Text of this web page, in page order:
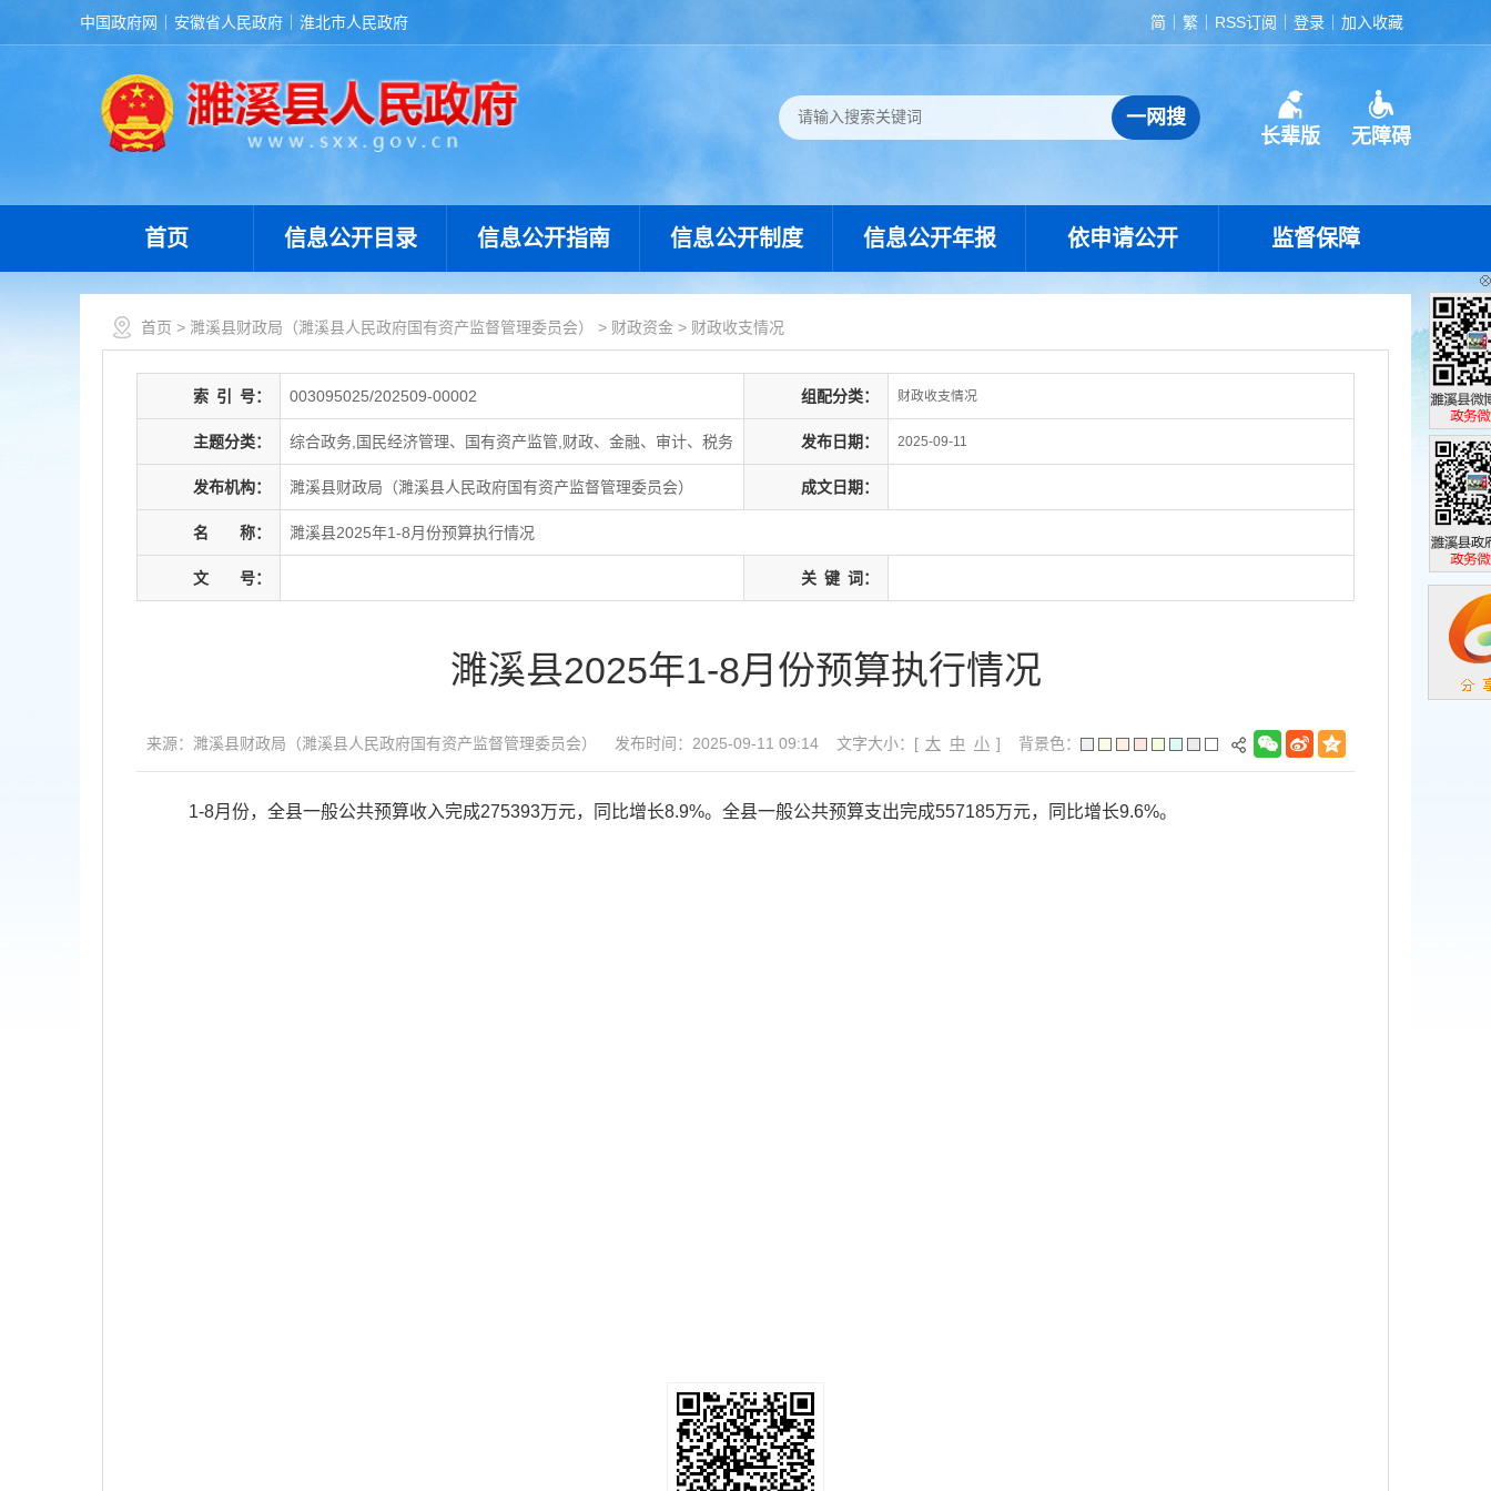
中国政府网 安徽省人民政府 淮北市人民政府 简 繁 RSS订阅 登录 加入收藏
长辈版 无障碍
首页 信息公开目录 信息公开指南 信息公开制度 信息公开年报 依申请公开 监督保障
首页 > 濉溪县财政局（濉溪县人民政府国有资产监督管理委员会） > 财政资金 > 财政收支情况
索 引 号： 003095025/202509-00002 组配分类： 财政收支情况
主题分类： 综合政务,国民经济管理、国有资产监管,财政、金融、审计、税务 发布日期： 2025-09-11
发布机构： 濉溪县财政局（濉溪县人民政府国有资产监督管理委员会） 成文日期：
名 称： 濉溪县2025年1-8月份预算执行情况
文 号： 关 键 词：
濉溪县2025年1-8月份预算执行情况
来源：濉溪县财政局（濉溪县人民政府国有资产监督管理委员会） 发布时间：2025-09-11 09:14 文字大小：[ 大 中 小 ] 背景色：
1-8月份，全县一般公共预算收入完成275393万元，同比增长8.9%。全县一般公共预算支出完成557185万元，同比增长9.6%。
濉溪县政
政务微博
濉溪县政
政务微信